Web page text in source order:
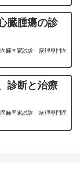
臓腫瘍の診
医師国家試験 病理専門医
診断と治療
医師国家試験 病理専門医